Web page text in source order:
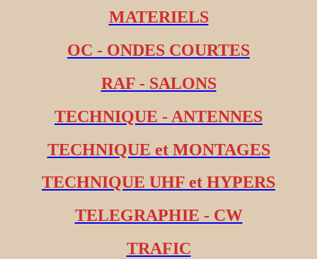
MATERIELS
OC - ONDES COURTES
RAF - SALONS
TECHNIQUE - ANTENNES
TECHNIQUE et MONTAGES
TECHNIQUE UHF et HYPERS
TELEGRAPHIE - CW
TRAFIC